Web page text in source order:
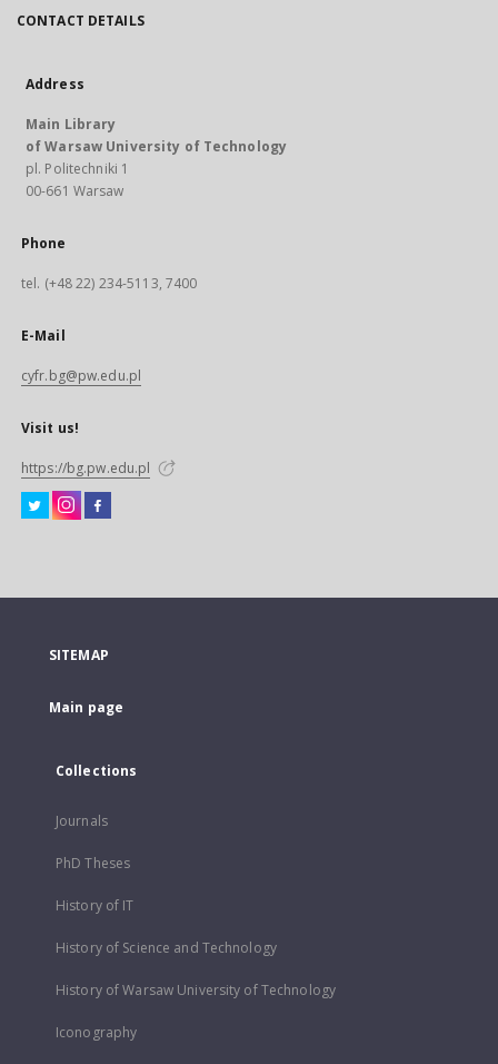
CONTACT DETAILS
Address
Main Library
of Warsaw University of Technology
pl. Politechniki 1
00-661 Warsaw
Phone
tel. (+48 22) 234-5113, 7400
E-Mail
cyfr.bg@pw.edu.pl
Visit us!
https://bg.pw.edu.pl
SITEMAP
Main page
Collections
Journals
PhD Theses
History of IT
History of Science and Technology
History of Warsaw University of Technology
Iconography